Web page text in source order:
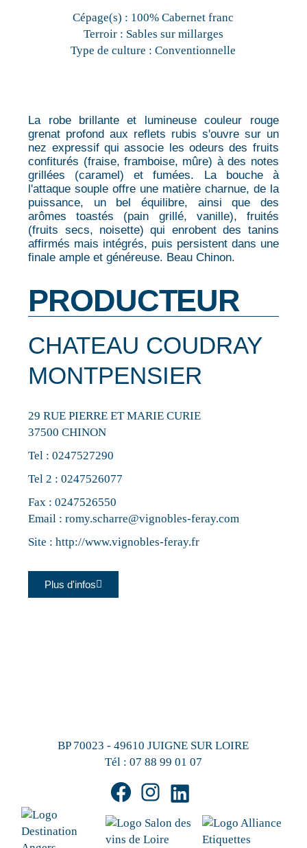
Cépage(s) : 100% Cabernet franc
Terroir : Sables sur millarges
Type de culture : Conventionnelle
La robe brillante et lumineuse couleur rouge
grenat profond aux reflets rubis s'ouvre sur un
nez expressif qui associe les odeurs des fruits
confiturés (fraise, framboise, mûre) à des notes
grillées (caramel) et fumées. La bouche à
l'attaque souple offre une matière charnue, de la
puissance, un bel équilibre, ainsi que des
arômes toastés (pain grillé, vanille), fruités
(fruits secs, noisette) qui enrobent des tanins
affirmés mais intégrés, puis persistent dans une
finale ample et généreuse. Beau Chinon.
PRODUCTEUR
CHATEAU COUDRAY
MONTPENSIER
29 RUE PIERRE ET MARIE CURIE
37500 CHINON
Tel :0247527290
Tel 2 :0247526077
Fax : 0247526550
Email :romy.scharre@vignobles-feray.com
Site :http://www.vignobles-feray.fr
Plus d'infos
BP 70023 - 49610 JUIGNE SUR LOIRE
Tél : 07 88 99 01 07